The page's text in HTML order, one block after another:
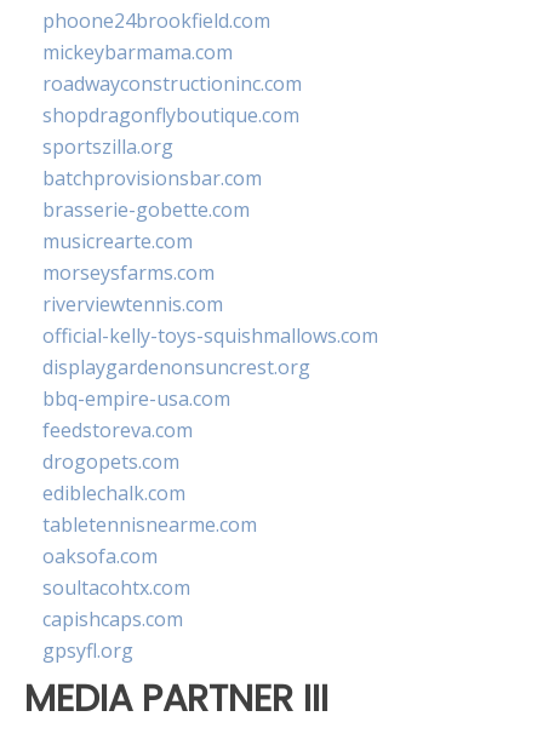
phoone24brookfield.com
mickeybarmama.com
roadwayconstructioninc.com
shopdragonflyboutique.com
sportszilla.org
batchprovisionsbar.com
brasserie-gobette.com
musicrearte.com
morseysfarms.com
riverviewtennis.com
official-kelly-toys-squishmallows.com
displaygardenonsuncrest.org
bbq-empire-usa.com
feedstoreva.com
drogopets.com
ediblechalk.com
tabletennisnearme.com
oaksofa.com
soultacohtx.com
capishcaps.com
gpsyfl.org
MEDIA PARTNER III